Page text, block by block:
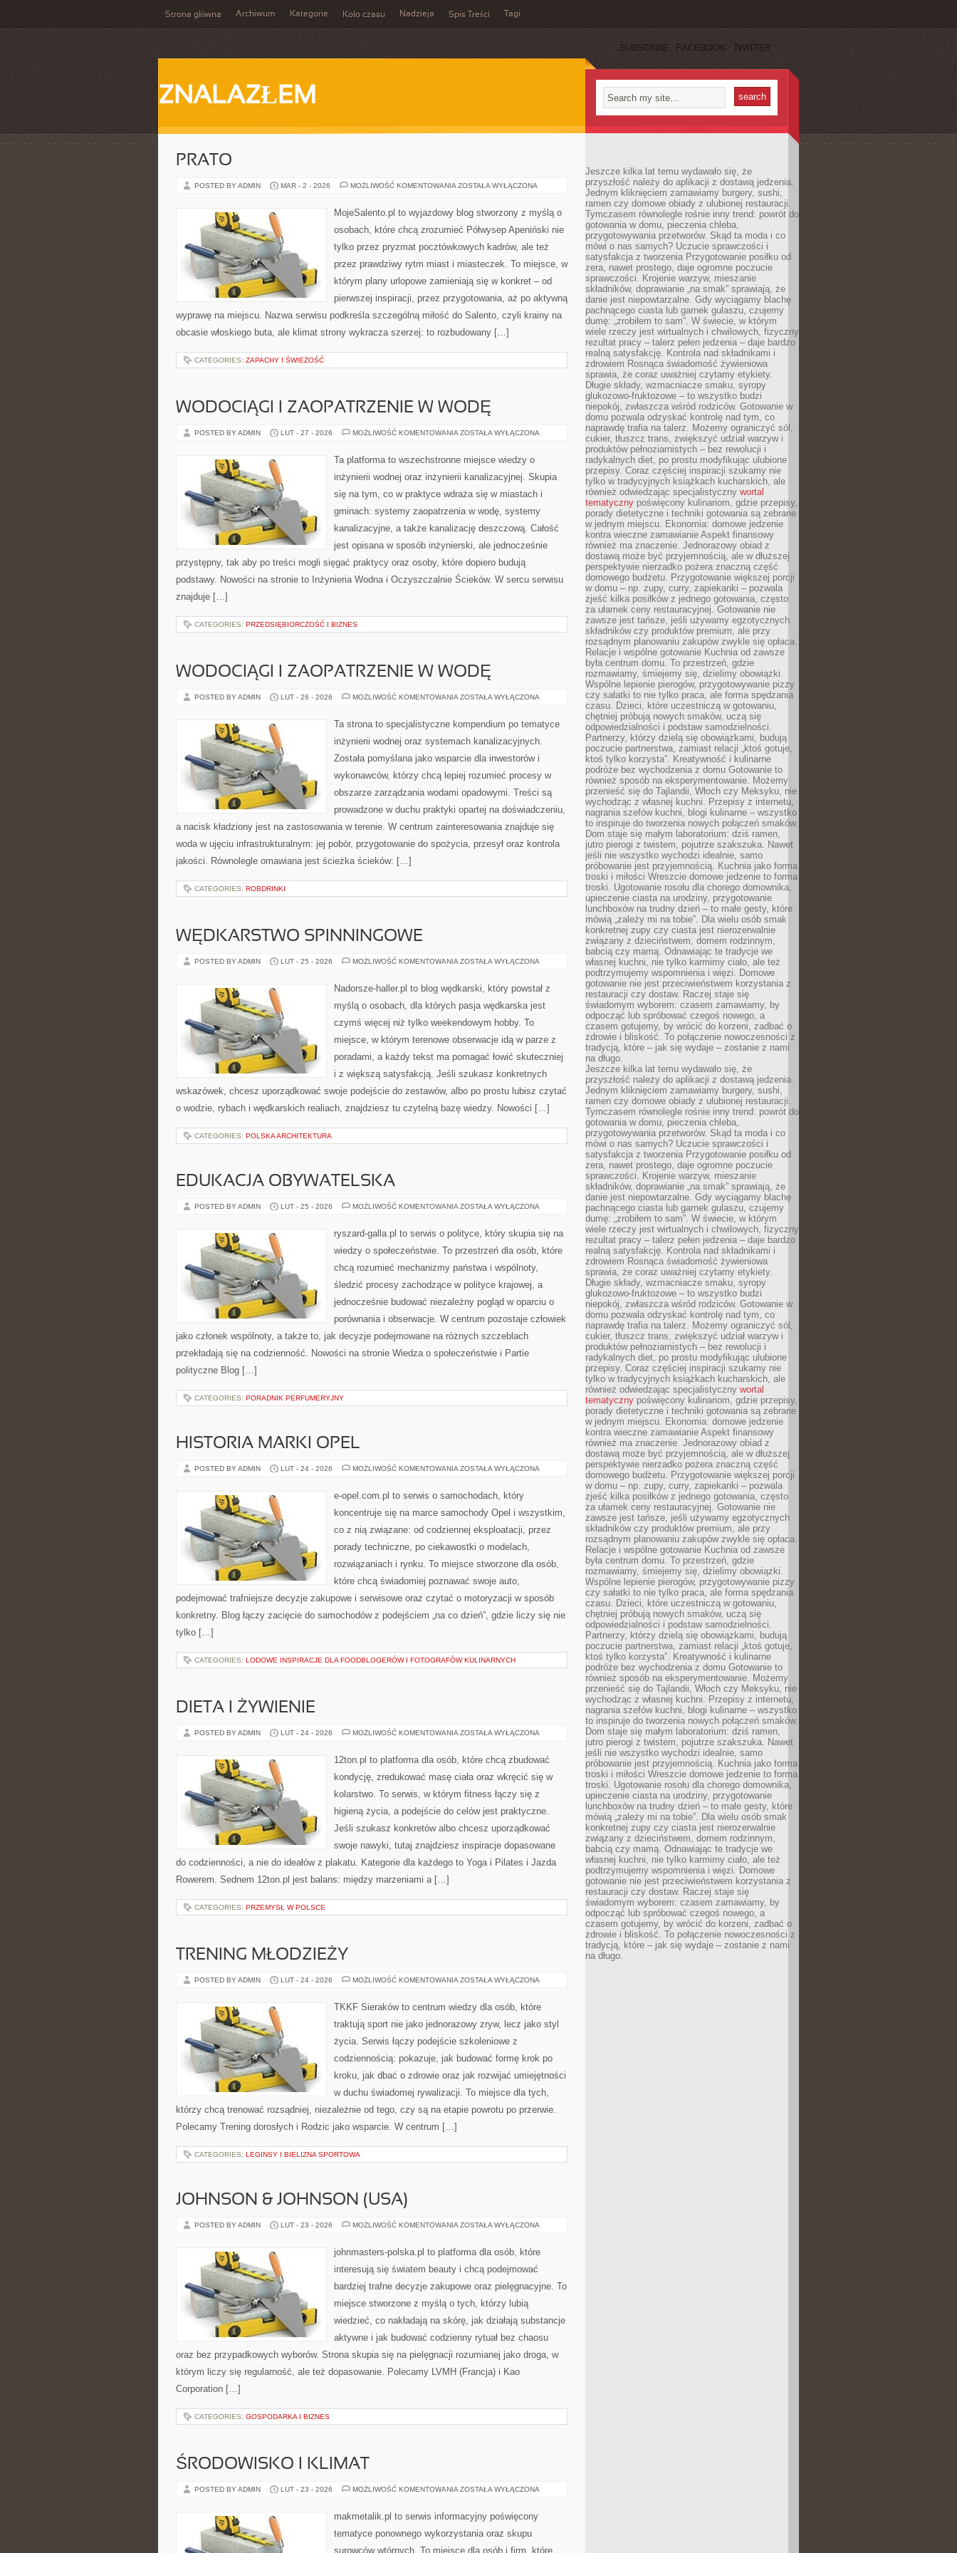
Strona główna Archiwum Kategorie Koło czasu Nadzieja Spis Treści Tagi
SUBSCRIBE FACEBOOK TWITTER
ZNALAZŁEM
PRATO
POSTED BY ADMIN MAR - 2 - 2026 MOŻLIWOŚĆ KOMENTOWANIA PRATO
ZOSTAŁA WYŁĄCZONA
MojeSalento.pl to wyjazdowy blog stworzony z myślą o
osobach, które chcą zrozumieć Półwysep Apeniński nie
tylko przez pryzmat pocztówkowych kadrów, ale też
przez prawdziwy rytm miast i miasteczek. To miejsce, w
którym plany urlopowe zamieniają się w konkret – od
pierwszej inspiracji, przez przygotowania, aż po aktywną
wyprawę na miejscu. Nazwa serwisu podkreśla szczególną miłość do Salento, czyli krainy na
obcasie włoskiego buta, ale klimat strony wykracza szerzej: to rozbudowany […]
CATEGORIES: ZAPACHY I ŚWIEŻOŚĆ
WODOCIĄGI I ZAOPATRZENIE W WODĘ
POSTED BY ADMIN LUT - 27 - 2026 MOŻLIWOŚĆ KOMENTOWANIA WODOCIĄGI
WODĘ
ZOSTAŁA WYŁĄCZONA
Ta platforma to wszechstronne miejsce wiedzy o
inżynierii wodnej oraz inżynierii kanalizacyjnej. Skupia
się na tym, co w praktyce wdraża się w miastach i
gminach: systemy zaopatrzenia w wodę, systemy
kanalizacyjne, a także kanalizację deszczową. Całość
jest opisana w sposób inżynierski, ale jednocześnie
przystępny, tak aby po treści mogli sięgać praktycy oraz osoby, które dopiero budują
podstawy. Nowości na stronie to Inżynieria Wodna i Oczyszczalnie Ścieków. W sercu serwisu
znajduje […]
CATEGORIES: PRZEDSIĘBIORCZOŚĆ I BIZNES
WODOCIĄGI I ZAOPATRZENIE W WODĘ
POSTED BY ADMIN LUT - 26 - 2026 MOŻLIWOŚĆ KOMENTOWANIA WODOCIĄGI
WODĘ
ZOSTAŁA WYŁĄCZONA
Ta strona to specjalistyczne kompendium po tematyce
inżynierii wodnej oraz systemach kanalizacyjnych.
Została pomyślana jako wsparcie dla inwestorów i
wykonawców, którzy chcą lepiej rozumieć procesy w
obszarze zarządzania wodami opadowymi. Treści są
prowadzone w duchu praktyki opartej na doświadczeniu,
a nacisk kładziony jest na zastosowania w terenie. W centrum zainteresowania znajduje się
woda w ujęciu infrastrukturalnym: jej pobór, przygotowanie do spożycia, przesył oraz kontrola
jakości. Równolegle omawiana jest ścieżka ścieków: […]
CATEGORIES: ROBDRINKI
WĘDKARSTWO SPINNINGOWE
POSTED BY ADMIN LUT - 25 - 2026 MOŻLIWOŚĆ KOMENTOWANIA WĘDKARSTWO
ZOSTAŁA WYŁĄCZONA
Nadorsze-haller.pl to blog wędkarski, który powstał z
myślą o osobach, dla których pasja wędkarska jest
czymś więcej niż tylko weekendowym hobby. To
miejsce, w którym terenowe obserwacje idą w parze z
poradami, a każdy tekst ma pomagać łowić skuteczniej
i z większą satysfakcją. Jeśli szukasz konkretnych
wskazówek, chcesz uporządkować swoje podejście do zestawów, albo po prostu lubisz czytać
o wodzie, rybach i wędkarskich realiach, znajdziesz tu czytelną bazę wiedzy. Nowości […]
CATEGORIES: POLSKA ARCHITEKTURA
EDUKACJA OBYWATELSKA
POSTED BY ADMIN LUT - 25 - 2026 MOŻLIWOŚĆ KOMENTOWANIA EDUKACJA
ZOSTAŁA WYŁĄCZONA
ryszard-galla.pl to serwis o polityce, który skupia się na
wiedzy o społeczeństwie. To przestrzeń dla osób, które
chcą rozumieć mechanizmy państwa i wspólnoty,
śledzić procesy zachodzące w polityce krajowej, a
jednocześnie budować niezależny pogląd w oparciu o
porównania i obserwacje. W centrum pozostaje człowiek
jako członek wspólnoty, a także to, jak decyzje podejmowane na różnych szczeblach
przekładają się na codzienność. Nowości na stronie Wiedza o społeczeństwie i Partie
polityczne Blog […]
CATEGORIES: PORADNIK PERFUMERYJNY
HISTORIA MARKI OPEL
POSTED BY ADMIN LUT - 24 - 2026 MOŻLIWOŚĆ KOMENTOWANIA HISTORIA
ZOSTAŁA WYŁĄCZONA
e-opel.com.pl to serwis o samochodach, który
koncentruje się na marce samochody Opel i wszystkim,
co z nią związane: od codziennej eksploatacji, przez
porady techniczne, po ciekawostki o modelach,
rozwiązaniach i rynku. To miejsce stworzone dla osób,
które chcą świadomiej poznawać swoje auto,
podejmować trafniejsze decyzje zakupowe i serwisowe oraz czytać o motoryzacji w sposób
konkretny. Blog łączy zacięcie do samochodów z podejściem „na co dzień”, gdzie liczy się nie
tylko […]
CATEGORIES: LODOWE INSPIRACJE DLA FOODBLOGERÓW I FOTOGRAFÓW KULINARNYCH
DIETA I ŻYWIENIE
POSTED BY ADMIN LUT - 24 - 2026 MOŻLIWOŚĆ KOMENTOWANIA DIETA
ZOSTAŁA WYŁĄCZONA
12ton.pl to platforma dla osób, które chcą zbudować
kondycję, zredukować masę ciała oraz wkręcić się w
kolarstwo. To serwis, w którym fitness łączy się z
higieną życia, a podejście do celów jest praktyczne.
Jeśli szukasz konkretów albo chcesz uporządkować
swoje nawyki, tutaj znajdziesz inspiracje dopasowane
do codzienności, a nie do ideałów z plakatu. Kategorie dla każdego to Yoga i Pilates i Jazda
Rowerem. Sednem 12ton.pl jest balans: między marzeniami a […]
CATEGORIES: PRZEMYSŁ W POLSCE
TRENING MŁODZIEŻY
POSTED BY ADMIN LUT - 24 - 2026 MOŻLIWOŚĆ KOMENTOWANIA TRENING
ZOSTAŁA WYŁĄCZONA
TKKF Sieraków to centrum wiedzy dla osób, które
traktują sport nie jako jednorazowy zryw, lecz jako styl
życia. Serwis łączy podejście szkoleniowe z
codziennością: pokazuje, jak budować formę krok po
kroku, jak dbać o zdrowie oraz jak rozwijać umiejętności
w duchu świadomej rywalizacji. To miejsce dla tych,
którzy chcą trenować rozsądniej, niezależnie od tego, czy są na etapie powrotu po przerwie.
Polecamy Trening dorosłych i Rodzic jako wsparcie. W centrum […]
CATEGORIES: LEGINSY I BIELIZNA SPORTOWA
JOHNSON & JOHNSON (USA)
POSTED BY ADMIN LUT - 23 - 2026 MOŻLIWOŚĆ KOMENTOWANIA JOHNSON
ZOSTAŁA WYŁĄCZONA
johnmasters-polska.pl to platforma dla osób, które
interesują się światem beauty i chcą podejmować
bardziej trafne decyzje zakupowe oraz pielęgnacyjne. To
miejsce stworzone z myślą o tych, którzy lubią
wiedzieć, co nakładają na skórę, jak działają substancje
aktywne i jak budować codzienny rytuał bez chaosu
oraz bez przypadkowych wyborów. Strona skupia się na pielęgnacji rozumianej jako droga, w
którym liczy się regularność, ale też dopasowanie. Polecamy LVMH (Francja) i Kao
Corporation […]
CATEGORIES: GOSPODARKA I BIZNES
ŚRODOWISKO I KLIMAT
POSTED BY ADMIN LUT - 23 - 2026 MOŻLIWOŚĆ KOMENTOWANIA ŚRODOWISKO
ZOSTAŁA WYŁĄCZONA
makmetalik.pl to serwis informacyjny poświęcony
tematyce ponownego wykorzystania oraz skupu
surowców wtórnych. To miejsce dla osób i firm, które
Jeszcze kilka lat temu wydawało się, że
przyszłość należy do aplikacji z dostawą jedzenia.
Jednym kliknięciem zamawiamy burgery, sushi,
ramen czy domowe obiady z ulubionej restauracji.
Tymczasem równolegle rośnie inny trend: powrót do
gotowania w domu, pieczenia chleba,
przygotowywania przetworów. Skąd ta moda i co
mówi o nas samych? Uczucie sprawczości i
satysfakcja z tworzenia Przygotowanie posiłku od
zera, nawet prostego, daje ogromne poczucie
sprawczości. Krojenie warzyw, mieszanie
składników, doprawianie „na smak” sprawiają, że
danie jest niepowtarzalne. Gdy wyciągamy blachę
pachnącego ciasta lub garnek gulaszu, czujemy
dumę: „zrobiłem to sam”. W świecie, w którym
wiele rzeczy jest wirtualnych i chwilowych, fizyczny
rezultat pracy – talerz pełen jedzenia – daje bardzo
realną satysfakcję. Kontrola nad składnikami i
zdrowiem Rosnąca świadomość żywieniowa
sprawia, że coraz uważniej czytamy etykiety.
Długie składy, wzmacniacze smaku, syropy
glukozowo-fruktozowe – to wszystko budzi
niepokój, zwłaszcza wśród rodziców. Gotowanie w
domu pozwala odzyskać kontrolę nad tym, co
naprawdę trafia na talerz. Możemy ograniczyć sól,
cukier, tłuszcz trans, zwiększyć udział warzyw i
produktów pełnoziarnistych – bez rewolucji i
radykalnych diet, po prostu modyfikując ulubione
przepisy. Coraz częściej inspiracji szukamy nie
tylko w tradycyjnych książkach kucharskich, ale
również odwiedzając specjalistyczny wortal
tematyczny poświęcony kulinariom, gdzie przepisy,
porady dietetyczne i techniki gotowania są zebrane
w jednym miejscu. Ekonomia: domowe jedzenie
kontra wieczne zamawianie Aspekt finansowy
również ma znaczenie. Jednorazowy obiad z
dostawą może być przyjemnością, ale w dłuższej
perspektywie nierzadko pożera znaczną część
domowego budżetu. Przygotowanie większej porcji
w domu – np. zupy, curry, zapiekanki – pozwala
zjeść kilka posiłków z jednego gotowania, często
za ułamek ceny restauracyjnej. Gotowanie nie
zawsze jest tańsze, jeśli używamy egzotycznych
składników czy produktów premium, ale przy
rozsądnym planowaniu zakupów zwykle się opłaca.
Relacje i wspólne gotowanie Kuchnia od zawsze
była centrum domu. To przestrzeń, gdzie
rozmawiamy, śmiejemy się, dzielimy obowiązki.
Wspólne lepienie pierogów, przygotowywanie pizzy
czy sałatki to nie tylko praca, ale forma spędzania
czasu. Dzieci, które uczestniczą w gotowaniu,
chętniej próbują nowych smaków, uczą się
odpowiedzialności i podstaw samodzielności.
Partnerzy, którzy dzielą się obowiązkami, budują
poczucie partnerstwa, zamiast relacji „ktoś gotuje,
ktoś tylko korzysta”. Kreatywność i kulinarne
podróże bez wychodzenia z domu Gotowanie to
również sposób na eksperymentowanie. Możemy
przenieść się do Tajlandii, Włoch czy Meksyku, nie
wychodząc z własnej kuchni. Przepisy z internetu,
nagrania szefów kuchni, blogi kulinarne – wszystko
to inspiruje do tworzenia nowych połączeń smaków.
Dom staje się małym laboratorium: dziś ramen,
jutro pierogi z twistem, pojutrze szakszuka. Nawet
jeśli nie wszystko wychodzi idealnie, samo
próbowanie jest przyjemnością. Kuchnia jako forma
troski i miłości Wreszcie domowe jedzenie to forma
troski. Ugotowanie rosołu dla chorego domownika,
upieczenie ciasta na urodziny, przygotowanie
lunchboxów na trudny dzień – to małe gesty, które
mówią „zależy mi na tobie”. Dla wielu osób smak
konkretnej zupy czy ciasta jest nierozerwalnie
związany z dzieciństwem, domem rodzinnym,
babcią czy mamą. Odnawiając te tradycje we
własnej kuchni, nie tylko karmimy ciało, ale też
podtrzymujemy wspomnienia i więzi. Domowe
gotowanie nie jest przeciwieństwem korzystania z
restauracji czy dostaw. Raczej staje się
świadomym wyborem: czasem zamawiamy, by
odpocząć lub spróbować czegoś nowego, a
czasem gotujemy, by wrócić do korzeni, zadbać o
zdrowie i bliskość. To połączenie nowoczesności z
tradycją, które – jak się wydaje – zostanie z nami
na długo.
Jeszcze kilka lat temu wydawało się, że
przyszłość należy do aplikacji z dostawą jedzenia.
Jednym kliknięciem zamawiamy burgery, sushi,
ramen czy domowe obiady z ulubionej restauracji.
Tymczasem równolegle rośnie inny trend: powrót do
gotowania w domu, pieczenia chleba,
przygotowywania przetworów. Skąd ta moda i co
mówi o nas samych? Uczucie sprawczości i
satysfakcja z tworzenia Przygotowanie posiłku od
zera, nawet prostego, daje ogromne poczucie
sprawczości. Krojenie warzyw, mieszanie
składników, doprawianie „na smak” sprawiają, że
danie jest niepowtarzalne. Gdy wyciągamy blachę
pachnącego ciasta lub garnek gulaszu, czujemy
dumę: „zrobiłem to sam”. W świecie, w którym
wiele rzeczy jest wirtualnych i chwilowych, fizyczny
rezultat pracy – talerz pełen jedzenia – daje bardzo
realną satysfakcję. Kontrola nad składnikami i
zdrowiem Rosnąca świadomość żywieniowa
sprawia, że coraz uważniej czytamy etykiety.
Długie składy, wzmacniacze smaku, syropy
glukozowo-fruktozowe – to wszystko budzi
niepokój, zwłaszcza wśród rodziców. Gotowanie w
domu pozwala odzyskać kontrolę nad tym, co
naprawdę trafia na talerz. Możemy ograniczyć sól,
cukier, tłuszcz trans, zwiększyć udział warzyw i
produktów pełnoziarnistych – bez rewolucji i
radykalnych diet, po prostu modyfikując ulubione
przepisy. Coraz częściej inspiracji szukamy nie
tylko w tradycyjnych książkach kucharskich, ale
również odwiedzając specjalistyczny wortal
tematyczny poświęcony kulinariom, gdzie przepisy,
porady dietetyczne i techniki gotowania są zebrane
w jednym miejscu. Ekonomia: domowe jedzenie
kontra wieczne zamawianie Aspekt finansowy
również ma znaczenie. Jednorazowy obiad z
dostawą może być przyjemnością, ale w dłuższej
perspektywie nierzadko pożera znaczną część
domowego budżetu. Przygotowanie większej porcji
w domu – np. zupy, curry, zapiekanki – pozwala
zjeść kilka posiłków z jednego gotowania, często
za ułamek ceny restauracyjnej. Gotowanie nie
zawsze jest tańsze, jeśli używamy egzotycznych
składników czy produktów premium, ale przy
rozsądnym planowaniu zakupów zwykle się opłaca.
Relacje i wspólne gotowanie Kuchnia od zawsze
była centrum domu. To przestrzeń, gdzie
rozmawiamy, śmiejemy się, dzielimy obowiązki.
Wspólne lepienie pierogów, przygotowywanie pizzy
czy sałatki to nie tylko praca, ale forma spędzania
czasu. Dzieci, które uczestniczą w gotowaniu,
chętniej próbują nowych smaków, uczą się
odpowiedzialności i podstaw samodzielności.
Partnerzy, którzy dzielą się obowiązkami, budują
poczucie partnerstwa, zamiast relacji „ktoś gotuje,
ktoś tylko korzysta”. Kreatywność i kulinarne
podróże bez wychodzenia z domu Gotowanie to
również sposób na eksperymentowanie. Możemy
przenieść się do Tajlandii, Włoch czy Meksyku, nie
wychodząc z własnej kuchni. Przepisy z internetu,
nagrania szefów kuchni, blogi kulinarne – wszystko
to inspiruje do tworzenia nowych połączeń smaków.
Dom staje się małym laboratorium: dziś ramen,
jutro pierogi z twistem, pojutrze szakszuka. Nawet
jeśli nie wszystko wychodzi idealnie, samo
próbowanie jest przyjemnością. Kuchnia jako forma
troski i miłości Wreszcie domowe jedzenie to forma
troski. Ugotowanie rosołu dla chorego domownika,
upieczenie ciasta na urodziny, przygotowanie
lunchboxów na trudny dzień – to małe gesty, które
mówią „zależy mi na tobie”. Dla wielu osób smak
konkretnej zupy czy ciasta jest nierozerwalnie
związany z dzieciństwem, domem rodzinnym,
babcią czy mamą. Odnawiając te tradycje we
własnej kuchni, nie tylko karmimy ciało, ale też
podtrzymujemy wspomnienia i więzi. Domowe
gotowanie nie jest przeciwieństwem korzystania z
restauracji czy dostaw. Raczej staje się
świadomym wyborem: czasem zamawiamy, by
odpocząć lub spróbować czegoś nowego, a
czasem gotujemy, by wrócić do korzeni, zadbać o
zdrowie i bliskość. To połączenie nowoczesności z
tradycją, które – jak się wydaje – zostanie z nami
na długo.